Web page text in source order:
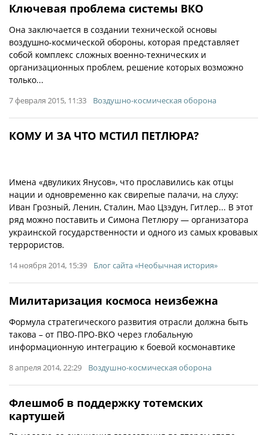
Ключевая проблема системы ВКО
Она заключается в создании технической основы
воздушно-космической обороны, которая представляет
собой комплекс сложных военно-технических и
организационных проблем, решение которых возможно
только...
7 февраля 2015, 11:33 Воздушно-космическая оборона
КОМУ И ЗА ЧТО МСТИЛ ПЕТЛЮРА?
Имена «двуликих Янусов», что прославились как отцы
нации и одновременно как свирепые палачи, на слуху:
Иван Грозный, Ленин, Сталин, Мао Цзэдун, Гитлер... В этот
ряд можно поставить и Симона Петлюру — организатора
украинской государственности и одного из самых кровавых
террористов.
14 ноября 2014, 15:39 Блог сайта «Необычная история»
Милитаризация космоса неизбежна
Формула стратегического развития отрасли должна быть
такова – от ПВО-ПРО-ВКО через глобальную
информационную интеграцию к боевой космонавтике
8 апреля 2014, 22:29 Воздушно-космическая оборона
Флешмоб в поддержку тотемских
картушей